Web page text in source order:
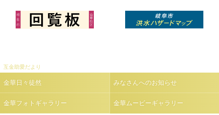
互金助愛だより
金華日々徒然 みなさんへのお知らせ
金華フォトギャラリー 金華ムービーギャラリー